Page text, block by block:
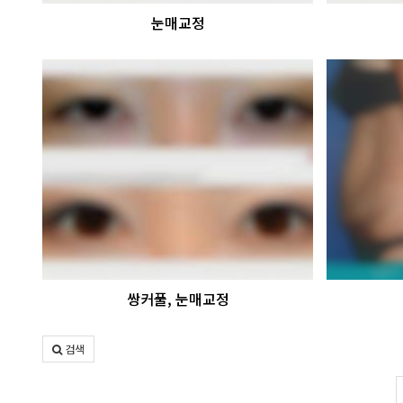
눈매교정
쌍커풀, 눈매교정
검색